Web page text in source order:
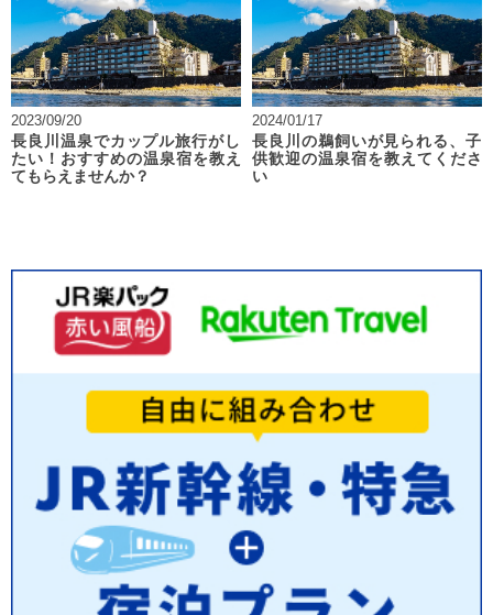
2023/09/20
長良川温泉でカップル旅行がし
たい！おすすめの温泉宿を教え
てもらえませんか？
2024/01/17
長良川の鵜飼いが見られる、子
供歓迎の温泉宿を教えてくださ
い